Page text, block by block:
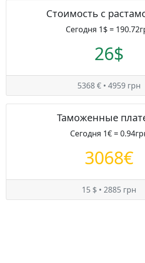
Стоимость с
Сегодня 1$ =
26$
5368 € • 4959 грн
Таможенные
Сегодня 1€ =
3068€
15 $ • 2885 грн